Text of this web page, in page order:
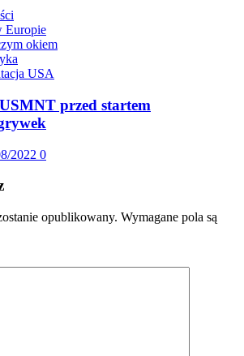
Europie
okiem
USA
przed startem
2022 0
opublikowany. Wymagane pola są